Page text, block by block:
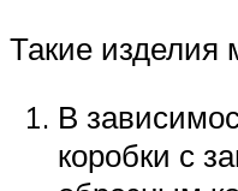
Такие изделия
В
коробки с